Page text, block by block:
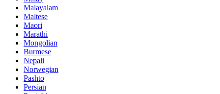
Malayalam
Maltese
Maori
Marathi
Mongolian
Burmese
Nepali
Norwegian
Pashto
Persian